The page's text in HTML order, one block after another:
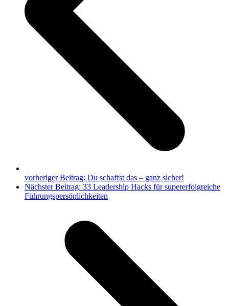
vorheriger Beitrag: Du schaffst das – ganz sicher!
Nächster Beitrag: 33 Leadership Hacks für supererfolgreiche
Führungspersönlichkeiten